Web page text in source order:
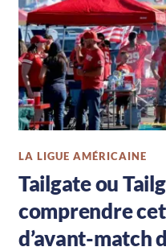
LA LIGUE AMÉRICAINE
Tailgate ou
comprendre
d’avant-match